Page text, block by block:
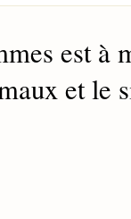
est à
et le